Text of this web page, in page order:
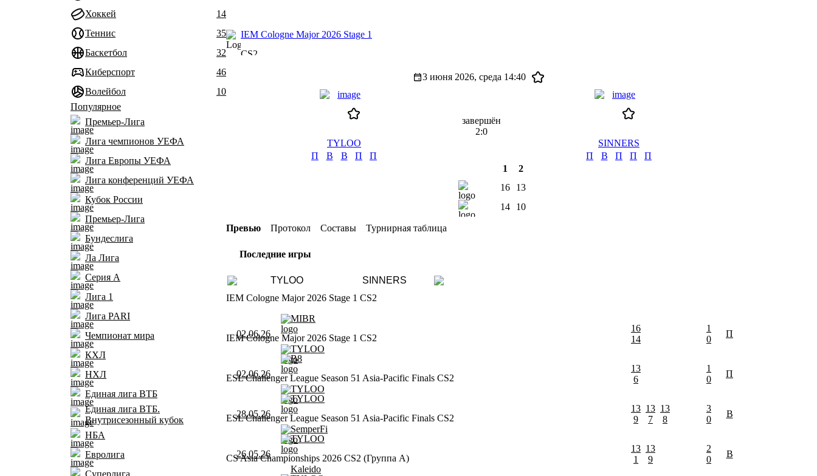
Хоккей
14
Теннис
35
Баскетбол
32
Киберспорт
46
Волейбол
10
Популярное
Премьер-Лига
Лига чемпионов УЕФА
Лига Европы УЕФА
Лига конференций УЕФА
Кубок России
Премьер-Лига
Бундеслига
Ла Лига
Серия А
Лига 1
Лига PARI
Чемпионат мира
КХЛ
НХЛ
Единая лига ВТБ
Единая лига ВТБ.
Внутрисезонный кубок
НБА
Евролига
Суперлига
IEM Cologne Major 2026 Stage 1
CS2
3 июня 2026, среда 14:40
TYLOO
П
В В П П
завершён
2:0
SINNERS
П
В П П
П
1
16
14
2
13
10
Превью Протокол Составы Турнирная таблица
Последние игры
TYLOO
SINNERS
IEM Cologne Major 2026 Stage 1 CS2
02.06.26
MIBR
TYLOO
16
14
1
0
П
IEM Cologne Major 2026 Stage 1 CS2
02.06.26
B8
TYLOO
13
6
1
0
П
ESL Challenger League Season 51 Asia-Pacific Finals CS2
28.05.26
TYLOO
SemperFi
13
9
13
7
13
8
3
0
В
ESL Challenger League Season 51 Asia-Pacific Finals CS2
26.05.26
TYLOO
Kaleido
13
1
13
9
2
0
В
CS Asia Championships 2026 CS2 (Группа A)